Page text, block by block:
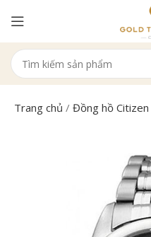
Trang chủ /Đồng hồ Citizen